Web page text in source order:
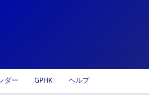
ダー GPHK ヘルプ